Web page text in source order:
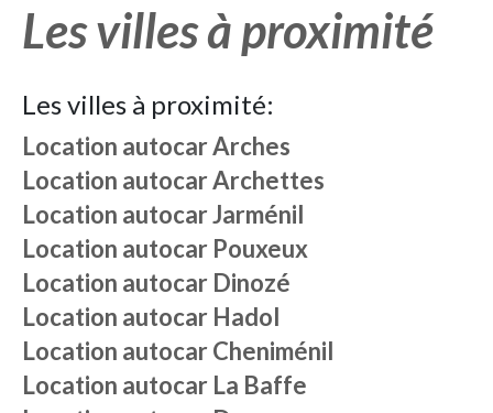
Les villes à proximité
Les villes à proximité:
Location autocarArches
Location autocarArchettes
Location autocarJarménil
Location autocar Pouxeux
Location autocar Dinozé
Location autocar Hadol
Location autocarCheniménil
Location autocar La Baffe